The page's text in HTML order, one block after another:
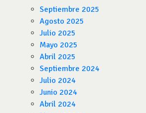
Septiembre 2025
Agosto 2025
Julio 2025
Mayo 2025
Abril 2025
Septiembre 2024
Julio 2024
Junio 2024
Abril 2024